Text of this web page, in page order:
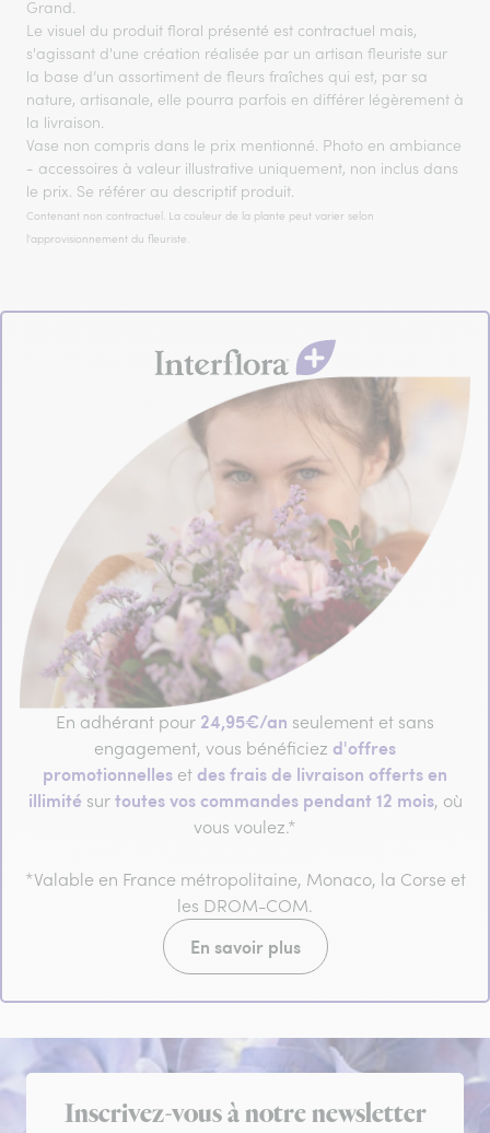
Grand.
Le visuel du produit floral présenté est contractuel mais,
s'agissant d'une création réalisée par un artisan fleuriste sur
la base d’un assortiment de fleurs fraîches qui est, par sa
nature, artisanale, elle pourra parfois en différer légèrement à
la livraison.
Vase non compris dans le prix mentionné. Photo en ambiance
- accessoires à valeur illustrative uniquement, non inclus dans
le prix. Se référer au descriptif produit.
Contenant non contractuel. La couleur de la plante peut varier selon
l'approvisionnement du fleuriste.
En adhérant pour 24,95€/an seulement et sans
engagement, vous bénéficiez d'offres
promotionnelles et des frais de livraison offerts en
illimité surtoutes vos commandes pendant 12 mois, où
vous voulez.*
*Valable en France métropolitaine, Monaco, la Corse et
les DROM-COM.
En savoir plus
Inscription à la newsletter
Inscrivez-vous à notre newsletter